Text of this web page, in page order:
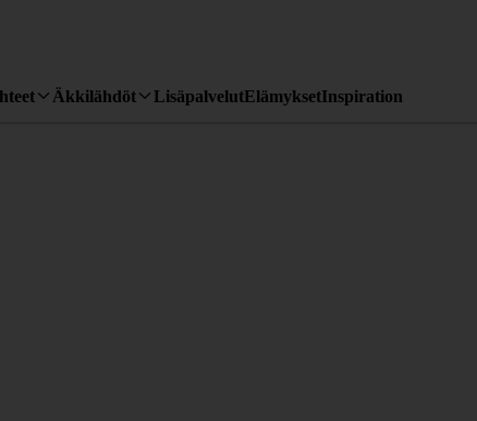
Äkkilähdöt LisäpalvelutElämyksetInspiration